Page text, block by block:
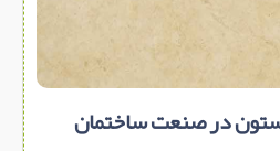
در صنعت ساختمان